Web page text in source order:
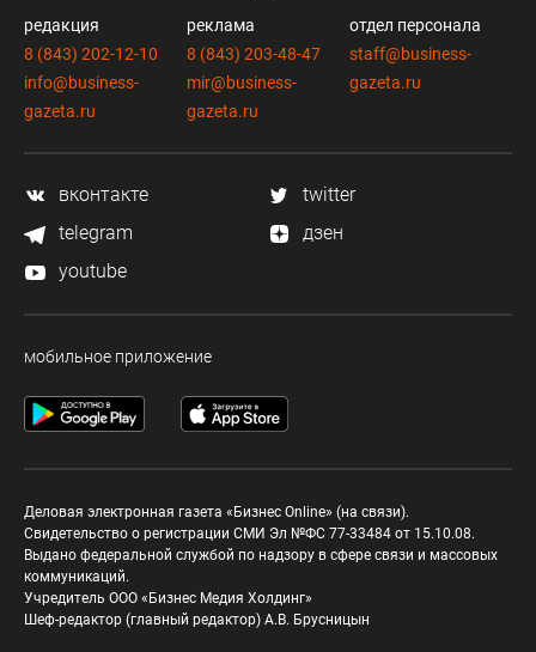
редакция
8 (843) 202-12-10
info@business-
gazeta.ru
реклама
8 (843) 203-48-47
mir@business-
gazeta.ru
отдел персонала
staff@business-
gazeta.ru
вконтакте
twitter
telegram
дзен
youtube
мобильное приложение
Деловая электронная газета «Бизнес Online» (на связи).
Свидетельство о регистрации СМИ Эл №ФС 77-33484 от 15.10.08.
Выдано федеральной службой по надзору в сфере связи и массовых
коммуникаций.
Учредитель ООО «Бизнес Медия Холдинг»
Шеф-редактор (главный редактор) А.В. Брусницын